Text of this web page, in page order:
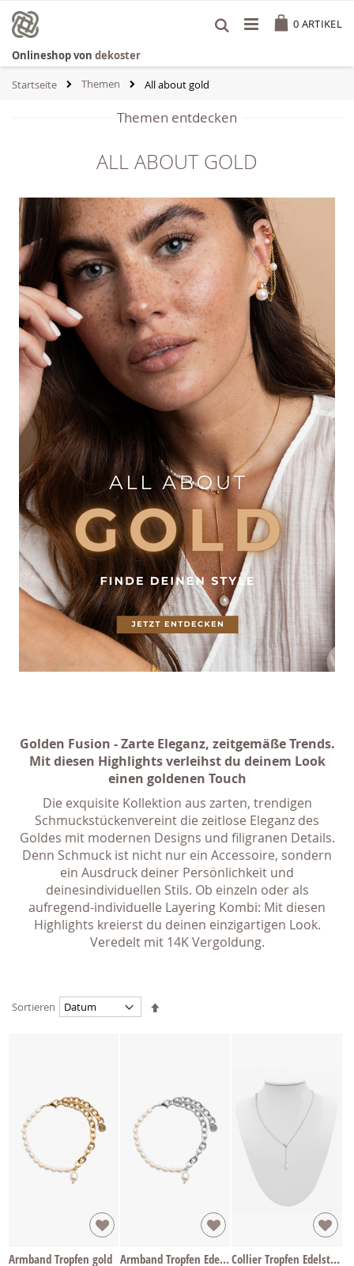
Inhalt
springen
0 ARTIKEL
Onlineshop von dekoster
Startseite Themen All about gold
Themen entdecken
ALL ABOUT GOLD
Golden Fusion - Zarte Eleganz, zeitgemäße Trends.
Mit diesen Highlights verleihst du deinem Look
einen goldenen Touch
Die exquisite Kollektion aus zarten, trendigen
Schmuckstückenvereint die zeitlose Eleganz des
Goldes mit modernen Designs und filigranen Details.
Denn Schmuck ist nicht nur ein Accessoire, sondern
ein Ausdruck deiner Persönlichkeit und
deinesindividuellen Stils. Ob einzeln oder als
aufregend-individuelle Layering Kombi: Mit diesen
Highlights kreierst du deinen einzigartigen Look.
Veredelt mit 14K Vergoldung.
Sortieren
Absteigend
Armband Tropfen gold Armband Tropfen Edelstahl Collier Tropfen Edelstahl